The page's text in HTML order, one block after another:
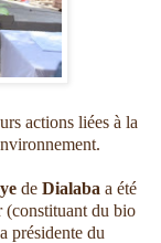
actions liées à la
de Dialaba a été
(constituant du bio
présidente du